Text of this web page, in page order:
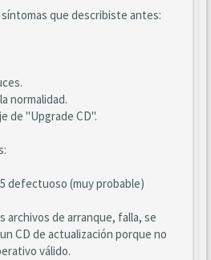
que describiste antes:
normalidad.
de "Upgrade CD".
defectuoso (muy probable)
archivos de arranque, falla, se
CD de actualización porque no
válido.